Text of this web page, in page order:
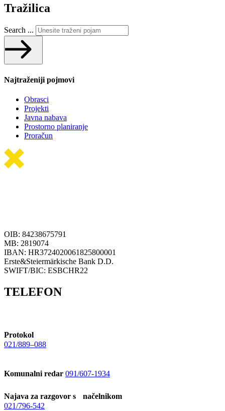
Tražilica
Search ...
Najtraženiji pojmovi
Obrasci
Projekti
Javna nabava
Prostorno planiranje
Proračun
OIB: 84238675791
MB: 2819074
IBAN: HR3724020061825800001
Erste&Steiermärkische Bank D.D.
SWIFT/BIC: ESBCHR22
TELEFON
Protokol
021/889–088
Komunalni redar 091/607-1934
Najava za razgovor s načelnikom
021/796-542